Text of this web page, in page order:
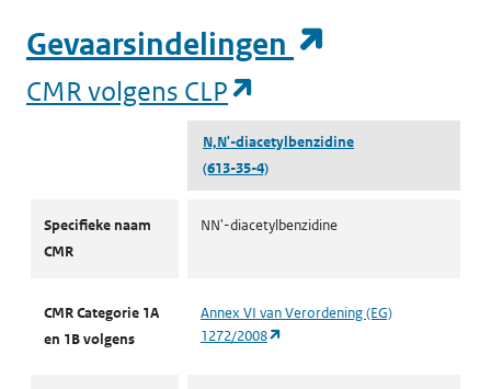
Gevaarsindelingen
CMR volgens CLP
N,N'-diacetylbenzidine
(613-35-4)
Specifieke naam
CMR
NN'-diacetylbenzidine
CMR Categorie 1A
en 1B volgens
Annex VI van Verordening (EG)
1272/2008